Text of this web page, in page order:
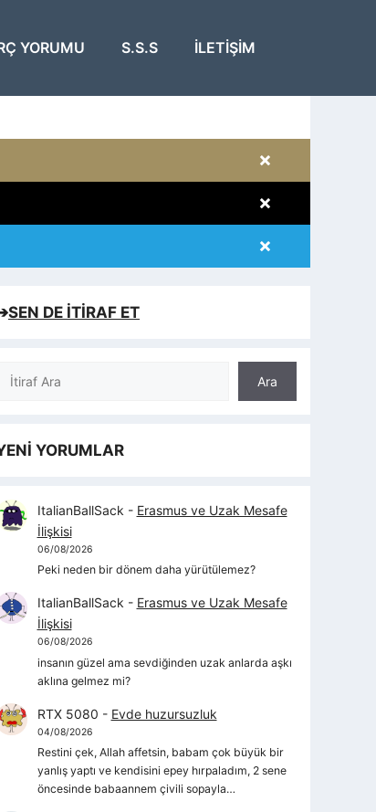
YORUMU S.S.S İLETIŞIM
×
×
×
SEN DE İTİRAF ET
Ara
Ara
YORUMLAR
ItalianBallSack - Erasmus ve Uzak Mesafe
İlişkisi
06/08/2026
Peki neden bir dönem daha yürütülemez?
ItalianBallSack - Erasmus ve Uzak Mesafe
İlişkisi
06/08/2026
insanın güzel ama sevdiğinden uzak anlarda aşkı
aklına gelmez mi?
RTX 5080 - Evde huzursuzluk
04/08/2026
Restini çek, Allah affetsin, babam çok büyük bir
yanlış yaptı ve kendisini epey hırpaladım, 2 sene
öncesinde babaannem çivili sopayla…